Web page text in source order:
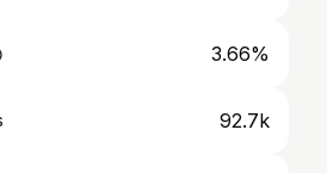
3.66%
92.7k